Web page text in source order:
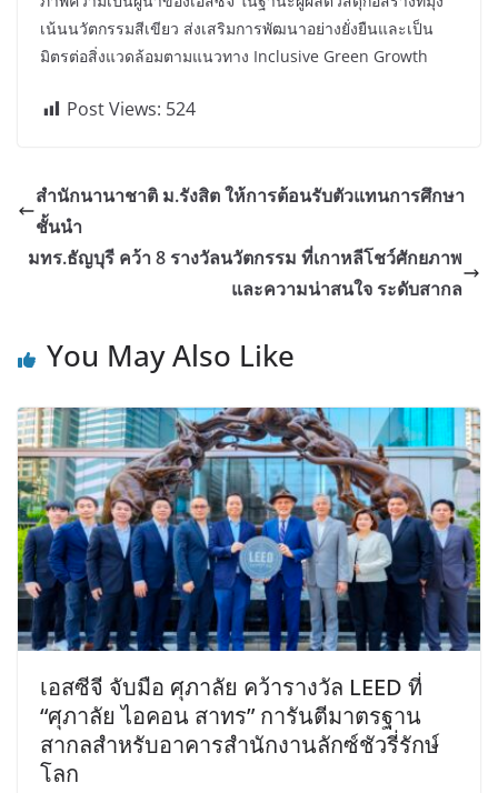
เน้นนวัตกรรมสีเขียว ส่งเสริมการพัฒนาอย่างยั่งยืนและเป็น
มิตรต่อสิ่งแวดล้อมตามแนวทาง Inclusive Green Growth
Post Views: 524
สำนักนานาชาติ ม.รังสิต ให้การต้อนรับตัวแทนการศึกษา
ชั้นนำ
มทร.ธัญบุรี คว้า 8 รางวัลนวัตกรรม ที่เกาหลีโชว์ศักยภาพ
และความน่าสนใจ ระดับสากล
You May Also Like
เอสซีจี จับมือ ศุภาลัย คว้ารางวัล LEED ที่
“ศุภาลัย ไอคอน สาทร” การันตีมาตรฐาน
สากลสำหรับอาคารสำนักงานลักซ์ชัวรี่รักษ์
โลก